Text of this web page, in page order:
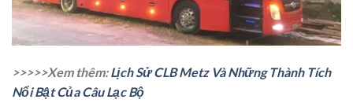
>>>>>Xem thêm:Lịch Sử CLB Metz Và Những Thành Tích
Nổi Bật Của Câu Lạc Bộ